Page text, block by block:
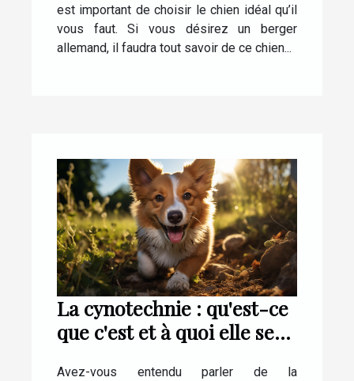
est important de choisir le chien idéal qu’il
vous faut. Si vous désirez un berger
allemand, il faudra tout savoir de ce chien...
La cynotechnie : qu'est-ce
que c'est et à quoi elle sert
Avez-vous entendu parler de la